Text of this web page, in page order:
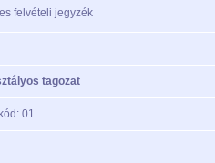
felvételi jegyzék
tagozat
01